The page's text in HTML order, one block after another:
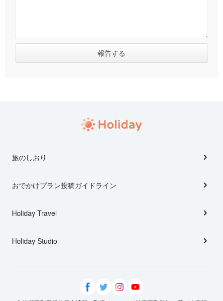
旅のしおり
おでかけプラン投稿ガイドライン
Holiday Travel
Holiday Studio